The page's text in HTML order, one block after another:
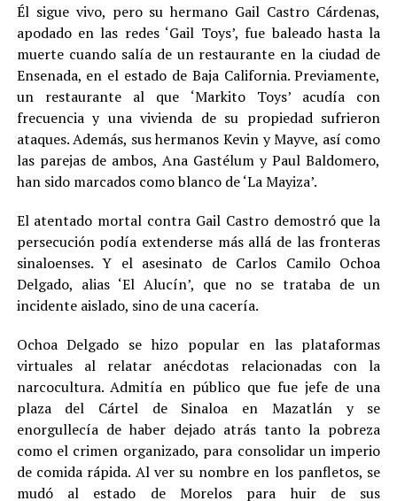
Él sigue vivo, pero su hermano Gail Castro Cárdenas,
apodado en las redes ‘Gail Toys’, fue baleado hasta la
muerte cuando salía de un restaurante en la ciudad de
Ensenada, en el estado de Baja California. Previamente,
un restaurante al que ‘Markito Toys’ acudía con
frecuencia y una vivienda de su propiedad sufrieron
ataques. Además, sus hermanos Kevin y Mayve, así como
las parejas de ambos, Ana Gastélum y Paul Baldomero,
han sido marcados como blanco de ‘La Mayiza’.
El atentado mortal contra Gail Castro demostró que la
persecución podía extenderse más allá de las fronteras
sinaloenses. Y el asesinato de Carlos Camilo Ochoa
Delgado, alias ‘El Alucín’, que no se trataba de un
incidente aislado, sino de una cacería.
Ochoa Delgado se hizo popular en las plataformas
virtuales al relatar anécdotas relacionadas con la
narcocultura. Admitía en público que fue jefe de una
plaza del Cártel de Sinaloa en Mazatlán y se
enorgullecía de haber dejado atrás tanto la pobreza
como el crimen organizado, para consolidar un imperio
de comida rápida. Al ver su nombre en los panfletos, se
mudó al estado de Morelos para huir de sus